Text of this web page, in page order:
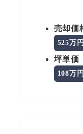
売却価
525万円
坪単価
108万円